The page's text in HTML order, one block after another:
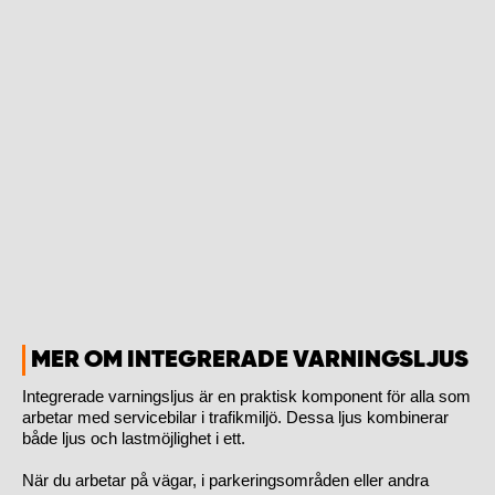
MER OM INTEGRERADE VARNINGSLJUS
Integrerade varningsljus är en praktisk komponent för alla som
arbetar med servicebilar i trafikmiljö. Dessa ljus kombinerar
både ljus och lastmöjlighet i ett.
När du arbetar på vägar, i parkeringsområden eller andra